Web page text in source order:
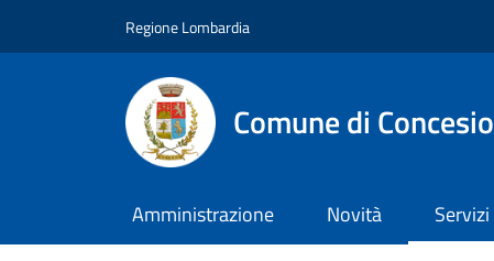
Regione Lombardia
Comune di Concesio
Amministrazione Novità Servizi